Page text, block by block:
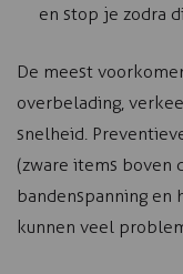
en stop je zodra
De meest
overbelading,
snelheid.
(zware items boven
bandenspanning en
kunnen veel